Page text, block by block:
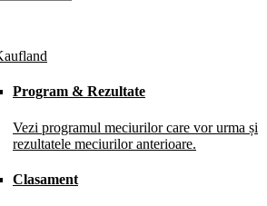
Program & Rezultate
Vezi programul meciurilor care vor urma și
rezultatele meciurilor anterioare.
Clasament